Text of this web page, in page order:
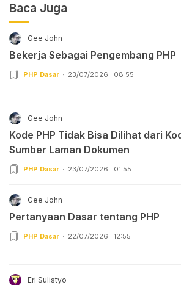
Baca Juga
Gee John
Bekerja Sebagai Pengembang PHP
PHP Dasar 23/07/2026 | 08:55
Gee John
Kode PHP Tidak Bisa Dilihat dari
Sumber Laman Dokumen
PHP Dasar 23/07/2026 | 01:55
Gee John
Pertanyaan Dasar tentang PHP
PHP Dasar 22/07/2026 | 12:55
Eri Sulistyo